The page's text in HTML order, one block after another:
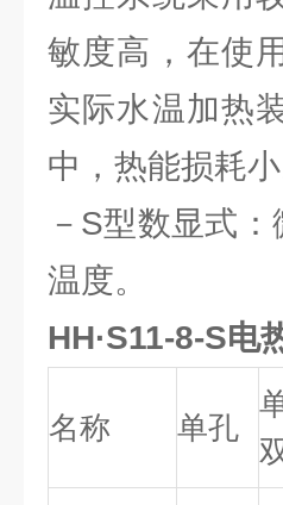
敏度高，在使
实际水温加热
中，热能损耗小
－S型数显式
温度。
HH·S11-8-S电
名称 单孔